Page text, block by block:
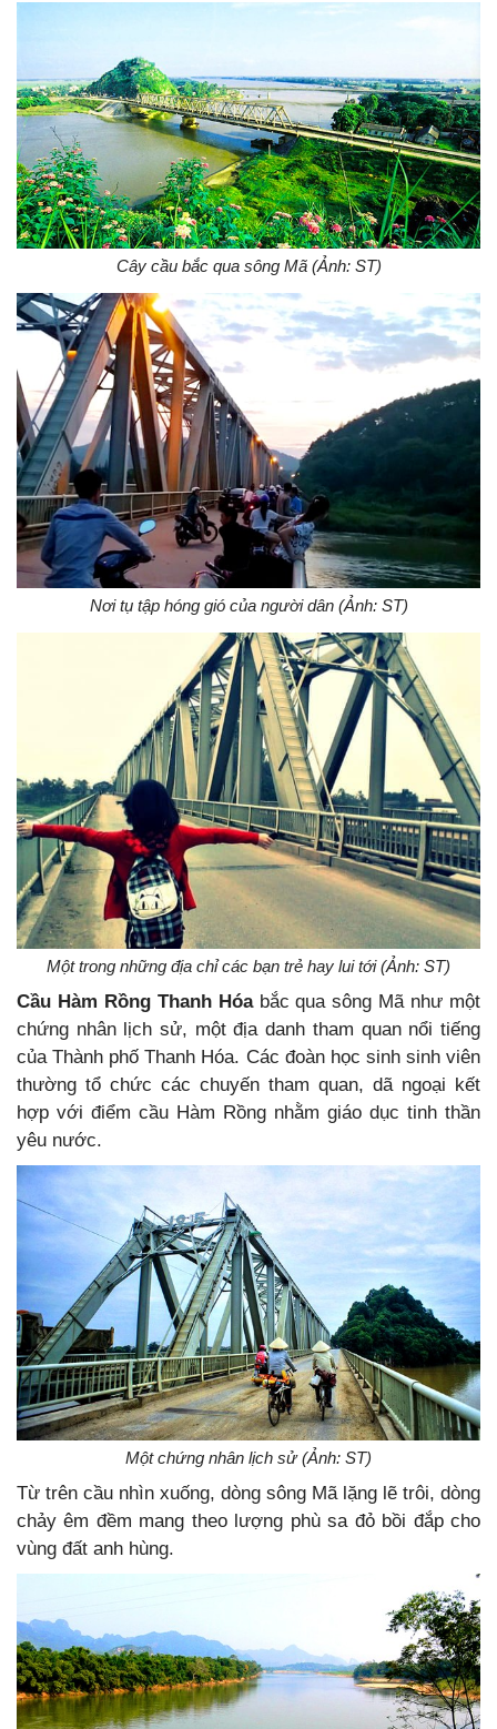
Cây cầu bắc qua sông Mã (Ảnh: ST)
Nơi tụ tập hóng gió của người dân (Ảnh: ST)
Một trong những địa chỉ các bạn trẻ hay lui tới (Ảnh: ST)
Cầu Hàm Rồng Thanh Hóabắc qua sông Mã như một
chứng nhân lịch sử, một địa danh tham quan nổi tiếng
của Thành phố Thanh Hóa. Các đoàn học sinh sinh viên
thường tổ chức các chuyến tham quan, dã ngoại kết
hợp với điểm cầu Hàm Rồng nhằm giáo dục tinh thần
yêu nước.
Một chứng nhân lịch sử (Ảnh: ST)
Từ trên cầu nhìn xuống, dòng sông Mã lặng lẽ trôi, dòng
chảy êm đềm mang theo lượng phù sa đỏ bồi đắp cho
vùng đất anh hùng.